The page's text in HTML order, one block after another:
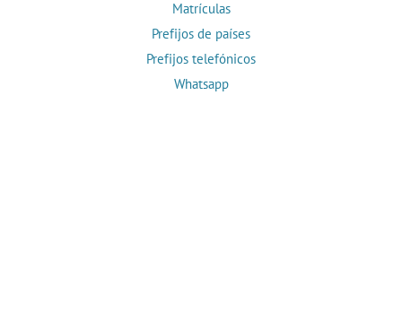
Matrículas
Prefijos de países
Prefijos telefónicos
Whatsapp